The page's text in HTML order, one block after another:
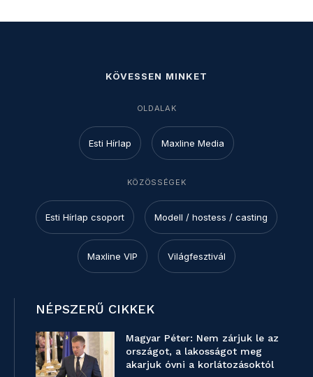
KÖVESSEN MINKET
OLDALAK
Esti Hírlap Maxline Media
KÖZÖSSÉGEK
Esti Hírlap csoport Modell / hostess / casting
Maxline VIP Világfesztivál
NÉPSZERŰ CIKKEK
Magyar Péter: Nem zárjuk le az
országot, a lakosságot meg
akarjuk óvni a korlátozásoktól